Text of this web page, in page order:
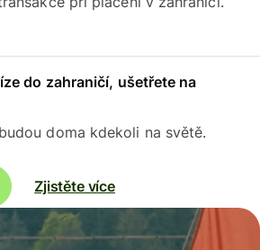
do zahraničí, ušetřete na
doma kdekoli na světě.
Zjistěte více